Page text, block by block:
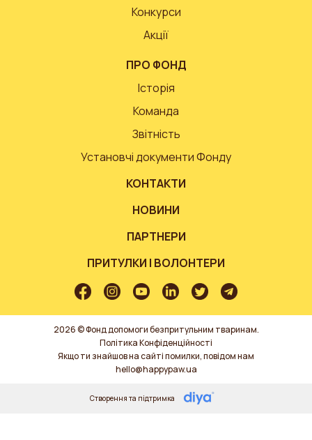
Конкурси
Акції
ПРО ФОНД
Історія
Команда
Звітність
Установчі документи Фонду
КОНТАКТИ
НОВИНИ
ПАРТНЕРИ
ПРИТУЛКИ І ВОЛОНТЕРИ
2026 © Фонд допомоги безпритульним тваринам.
Політика Конфіденційності
Якщо ти знайшов на сайті помилки, повідом нам
hello@happypaw.ua
Створення та підтримка